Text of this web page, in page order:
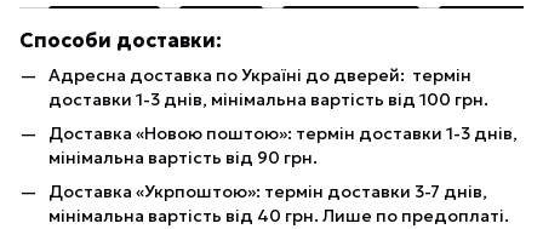
Способи доставки:
Адресна доставка по Україні до дверей: термін
доставки 1-3 днів, мінімальна вартість від 100 грн.
Доставка «Новою поштою»: термін доставки 1-3 днів,
мінімальна вартість від 90 грн.
Доставка «Укрпоштою»: термін доставки 3-7 днів,
мінімальна вартість від 40 грн. Лише по предоплаті.